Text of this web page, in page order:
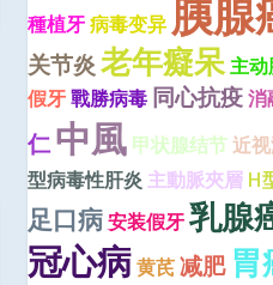
種植牙病毒变异 胰腺
关节炎 老年癡呆主
假牙戰勝病毒 同心抗疫消
仁中風 甲状腺结节近
型病毒性肝炎主動脈夾層 H
足口病安装假牙乳腺
冠心病黄芪减肥 胃